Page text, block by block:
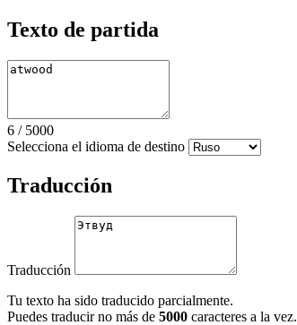
Texto de partida
6 / 5000
Selecciona el idioma de destino
Traducción
Traducción
Tu texto ha sido traducido parcialmente.
Puedes traducir no más de 5000 caracteres a la vez.